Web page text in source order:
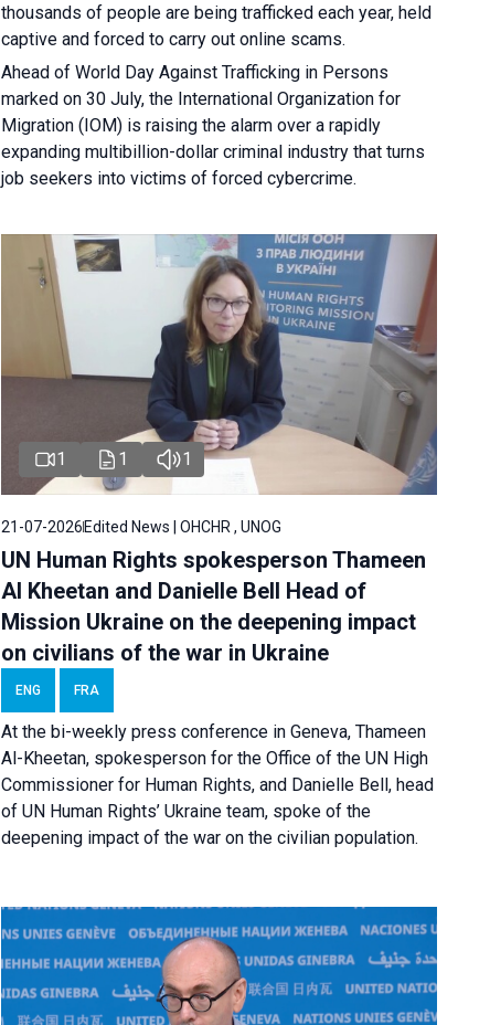
thousands of people are being trafficked each year, held
captive and forced to carry out online scams.
Ahead of World Day Against Trafficking in Persons
marked on 30 July, the International Organization for
Migration (IOM) is raising the alarm over a rapidly
expanding multibillion-dollar criminal industry that turns
job seekers into victims of forced cybercrime.
1 1 1
21-07-2026Edited News | OHCHR , UNOG
UN Human Rights spokesperson Thameen
Al Kheetan and Danielle Bell Head of
Mission Ukraine on the deepening impact
on civilians of the war in Ukraine
ENG FRA
At the bi-weekly press conference in Geneva, Thameen
Al-Kheetan, spokesperson for the Office of the UN High
Commissioner for Human Rights, and Danielle Bell, head
of UN Human Rights’ Ukraine team, spoke of the
deepening impact of the war on the civilian population.